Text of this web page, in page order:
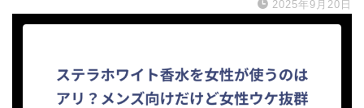
2025年9月20日